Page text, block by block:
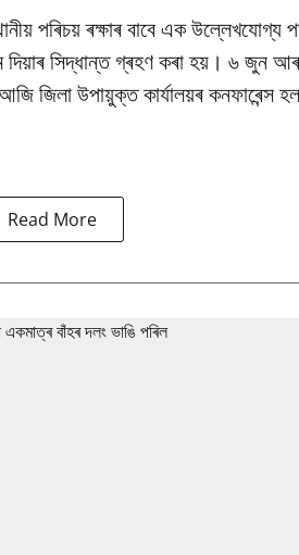
পৰিচয় ৰক্ষাৰ বাবে এক উল্লেখযোগ্য
দিয়াৰ সিদ্ধান্ত গ্ৰহণ কৰা হয়। ৬ জুন
আজি জিলা উপায়ুক্ত কাৰ্যালয়ৰ কনফাৰেন্স
Read More